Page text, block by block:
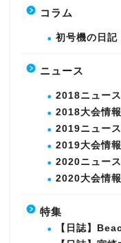
コラム
初号機の日記
ニュース
2018ニュース
2018大会情報
2019ニュース
2019大会情報
2020ニュース
2020大会情報
特集
【日誌】